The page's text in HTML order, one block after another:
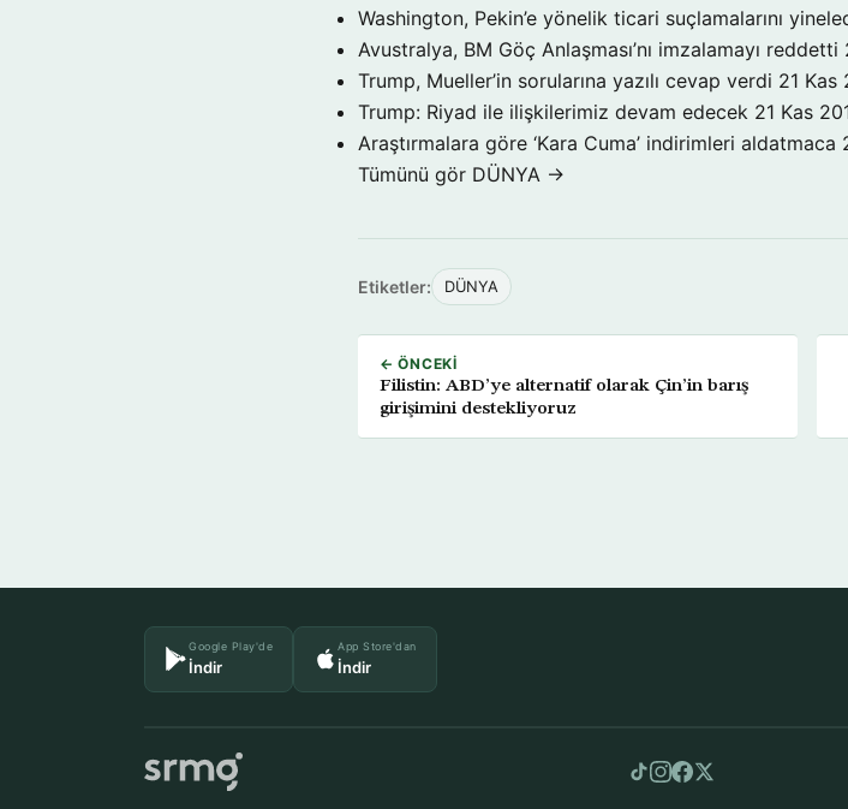
Washington, Pekin’e yönelik ticari suçlamalarını
Avustralya, BM Göç Anlaşması’nı imzalamayı reddetti
Trump, Mueller’in sorularına yazılı cevap verdi 21 Kas
Trump: Riyad ile ilişkilerimiz devam edecek 21 Kas
Araştırmalara göre ‘Kara Cuma’ indirimleri aldatmaca
Tümünü gör DÜNYA →
Etiketler: DÜNYA
← ÖNCEKI
Filistin: ABD’ye alternatif olarak Çin’in barış
girişimini destekliyoruz
Google Play'de
İndir
App Store'dan
İndir